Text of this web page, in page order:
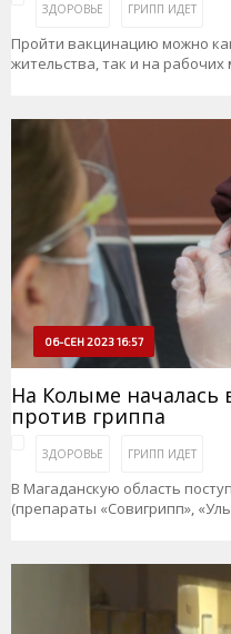
ЗДОРОВЬЕ ГРИПП ИДЕТ
Пройти вакцинацию можно
жительства, так и на рабочих
06-СЕН 2023 16:57
На Колыме началась
против гриппа
ЗДОРОВЬЕ ГРИПП ИДЕТ
В Магаданскую область
(препараты «Совигрипп»,